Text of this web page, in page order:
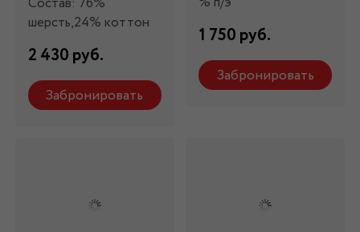
шерсть,24% коттон
2 430 руб.
Забронировать
1 750 руб.
Забронировать